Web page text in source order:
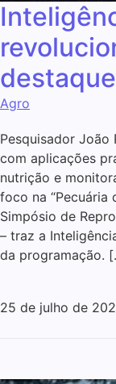
Agro
Pesquisador
com aplicações
nutrição e
foco na “Pecuária
Simpósio de
– traz a
da programação.
25 de julho de